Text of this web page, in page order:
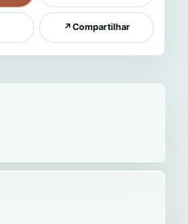
↗Compartilhar